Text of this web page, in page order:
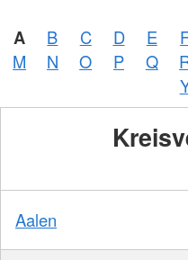
A B C D E
M
N O P Q
Aalen